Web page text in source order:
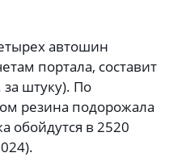
автошин
портала, составит
штуку). По
резина подорожала
обойдутся в 2520